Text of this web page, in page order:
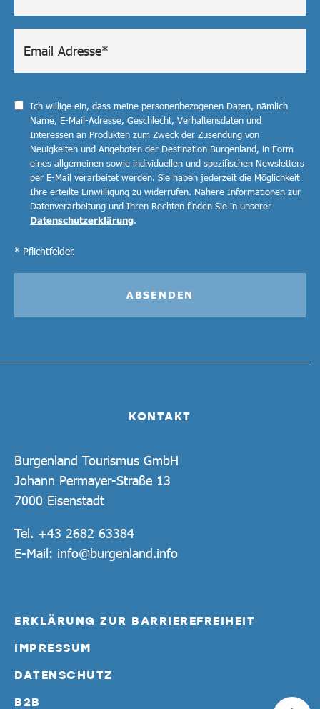
KONTAKT
Burgenland Tourismus GmbH
Johann Permayer-Straße 13
7000 Eisenstadt
Tel. +43 2682 63384
E-Mail: info@burgenland.info
ERKLÄRUNG ZUR BARRIEREFREIHEIT
IMPRESSUM
DATENSCHUTZ
B2B
Ich willige ein, dass meine personenbezogenen Daten, nämlich
Name, E-Mail-Adresse, Geschlecht, Verhaltensdaten und
Interessen an Produkten zum Zweck der Zusendung von
Neuigkeiten und Angeboten der Destination Burgenland, in Form
eines allgemeinen sowie individuellen und spezifischen Newsletters
per E-Mail verarbeitet werden. Sie haben jederzeit die Möglichkeit
Ihre erteilte Einwilligung zu widerrufen. Nähere Informationen zur
Datenverarbeitung und Ihren Rechten finden Sie in unserer
Datenschutzerklärung.
* Pflichtfelder.
ABSENDEN